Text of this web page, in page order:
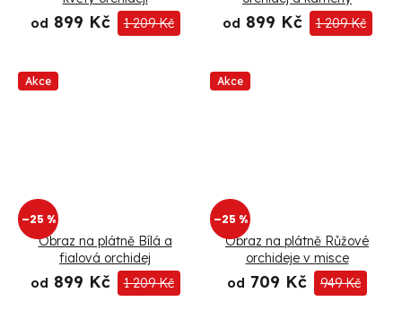
od 899 Kč 1 209 Kč
od 899 Kč 1 209 Kč
Akce
–25 %
Obraz na plátně Bílá a
fialová orchidej
od 899 Kč 1 209 Kč
Akce
–25 %
Obraz na plátně Růžové
orchideje v misce
od 709 Kč 949 Kč